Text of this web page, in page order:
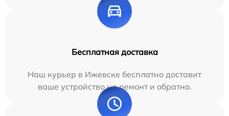
Бесплатная доставка
Наш курьер в Ижевске бесплатно доставит
ваше устройство на ремонт и обратно.